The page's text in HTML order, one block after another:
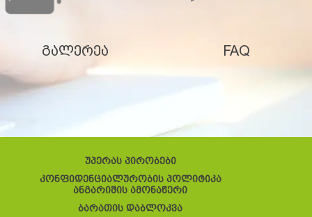
გალერეა FAQ
უპერას პირობები
კონფიდენციალურობის პოლიტიკა
ანგარიშის ამონაწერი
ბარათის დაბლოკვა